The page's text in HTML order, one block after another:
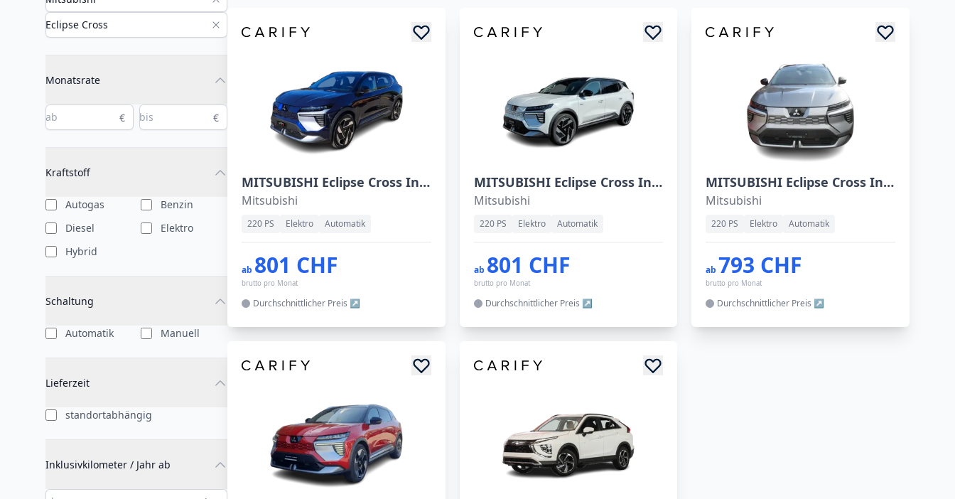
Monatsrate
€ €
Kraftstoff
Autogas
Benzin
Diesel
Elektro
Hybrid
Schaltung
Automatik Manuell
Lieferzeit
standortabhängig
Inklusivkilometer / Jahr ab
MITSUBISHI Eclipse Cross Intense+ BEV
Mitsubishi
220 PS Elektro Automatik
ab 801 CHF
brutto pro Monat
Durchschnittlicher Preis
MITSUBISHI Eclipse Cross Intense+
Mitsubishi
220 PS Elektro Automatik
ab 801 CHF
brutto pro Monat
Durchschnittlicher Preis
MITSUBISHI Eclipse Cross Intense
Mitsubishi
220 PS Elektro Automatik
ab 793 CHF
brutto pro Monat
Durchschnittlicher Preis